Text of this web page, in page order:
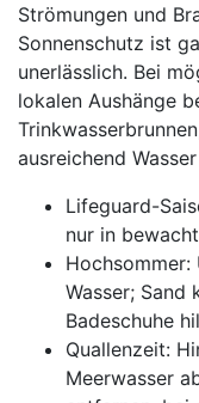
Strömungen und
Sonnenschutz ist
unerlässlich. Bei
lokalen Aushänge
ausreichend
Lifeguard-
nur in
Hochsommer:
Wasser; Sand
Badeschuhe
Quallenzeit:
Meerwasser